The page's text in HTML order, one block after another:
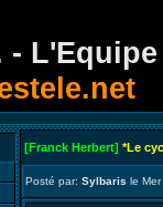
-
[Franck Herbert] *Le
Posté par: Sylbaris le